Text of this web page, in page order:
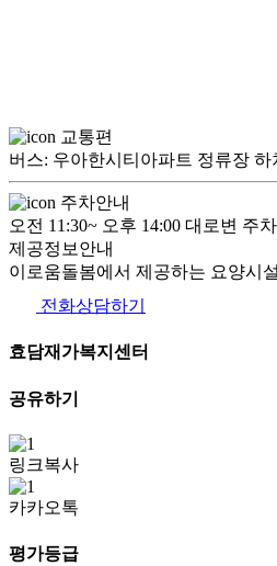
교통편
버스: 우아한시티아파트 정류장
주차안내
오전 11:30~ 오후 14:00 대로변 주
제공정보안내
이로움돌봄에서 제공하는 요양시
전화상담하기
효담재가복지센터
공유하기
링크복사
카카오톡
평가등급